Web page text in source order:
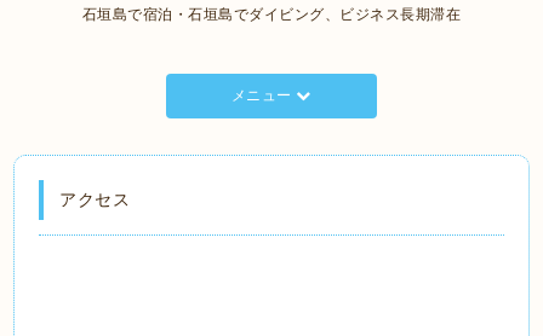
石垣島で宿泊・石垣島でダイビング、ビジネス長期滞在
メニュー
アクセス